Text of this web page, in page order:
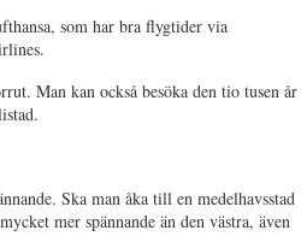
som har bra flygtider via
Man kan också besöka den tio tusen år
Ska man åka till en medelhavsstad
mer spännande än den västra, även